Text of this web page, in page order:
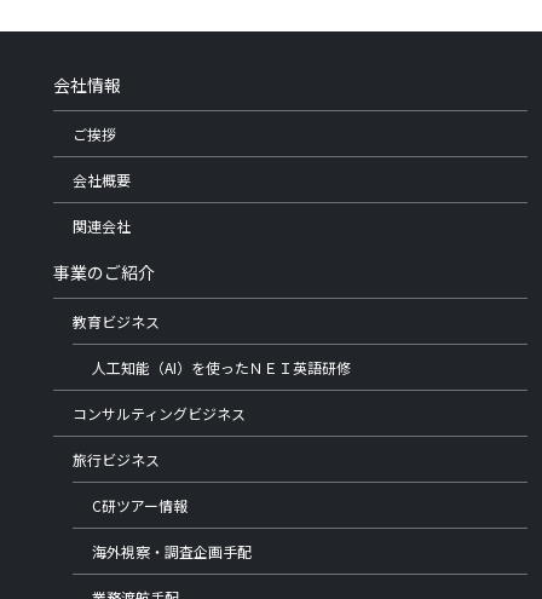
会社情報
ご挨拶
会社概要
関連会社
事業のご紹介
教育ビジネス
人工知能（AI）を使ったＮＥＩ英語研修
コンサルティングビジネス
旅行ビジネス
C研ツアー情報
海外視察・調査企画手配